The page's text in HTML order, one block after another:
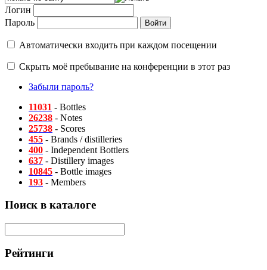
Логин
Пароль
Автоматически входить при каждом посещении
Скрыть моё пребывание на конференции в этот раз
Забыли пароль?
11031 - Bottles
26238 - Notes
25738 - Scores
455 - Brands / distilleries
400 - Independent Bottlers
637 - Distillery images
10845 - Bottle images
193 - Members
Поиск в каталоге
Рейтинги